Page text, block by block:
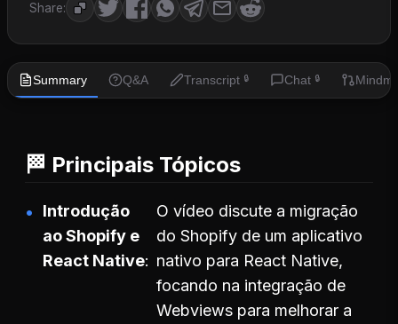
Share:
Summary Q&A Transcript 🔒 Chat 🔒
🏁 Principais Tópicos
Introdução
ao Shopify e
React Native
O vídeo discute a migração
do Shopify de um aplicativo
nativo para React Native,
focando na integração de
Webviews para melhorar a